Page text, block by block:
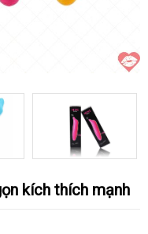
kích thích mạnh